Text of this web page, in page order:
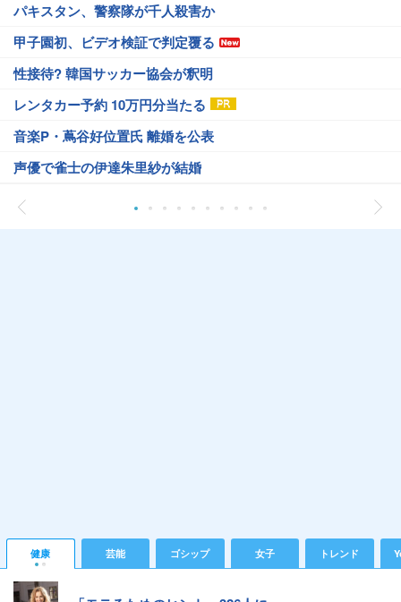
パキスタン、警察隊が千人殺害か
甲子園初、ビデオ検証で判定覆る
性接待? 韓国サッカー協会が釈明
レンタカー予約 10万円分当たる
音楽P・蔦谷好位置氏 離婚を公表
声優で雀士の伊達朱里紗が結婚
健康 芸能 ゴシップ 女子 トレンド